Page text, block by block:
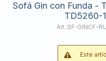
Sofá Gin con Funda -
TD5260-
SF-GINCF-
Este